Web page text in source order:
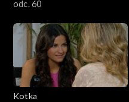
odc. 60
Kotka